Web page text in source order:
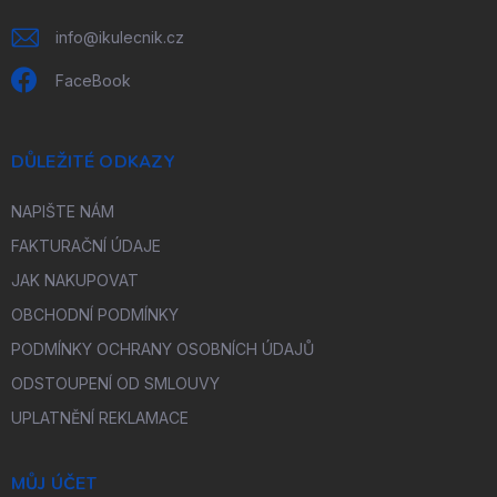
info@ikulecnik.cz
FaceBook
DŮLEŽITÉ ODKAZY
NAPIŠTE NÁM
FAKTURAČNÍ ÚDAJE
JAK NAKUPOVAT
OBCHODNÍ PODMÍNKY
PODMÍNKY OCHRANY OSOBNÍCH ÚDAJŮ
ODSTOUPENÍ OD SMLOUVY
UPLATNĚNÍ REKLAMACE
MŮJ ÚČET